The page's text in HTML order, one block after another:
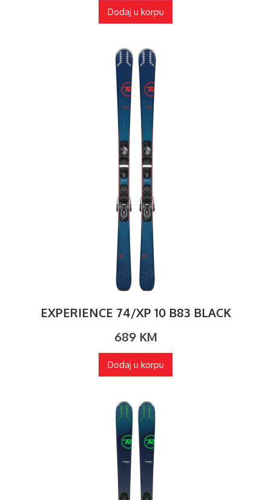
Dodaj u korpu
EXPERIENCE 74/XP 10 B83 BLACK
689 KM
Dodaj u korpu